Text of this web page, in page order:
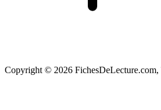
Copyright © 2026 FichesDeLecture.com,